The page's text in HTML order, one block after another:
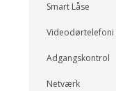
Smart Låse
Videodørtelefoni
Adgangskontrol
Netværk